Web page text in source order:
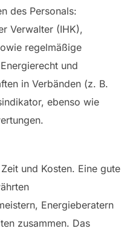
des Personals:
Verwalter (IHK),
regelmäßige
und
in Verbänden (z. B.
ebenso wie
und Kosten. Eine gute
Energieberatern
zusammen. Das